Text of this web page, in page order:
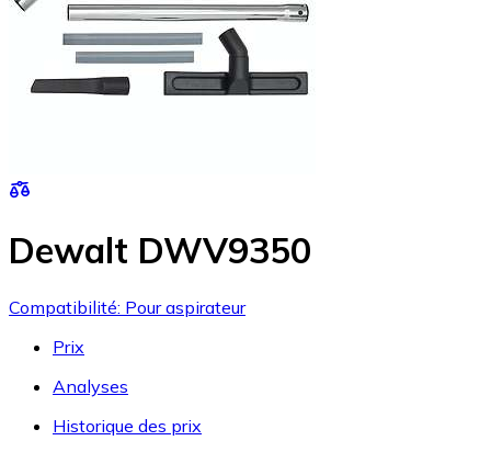
Dewalt DWV9350
Compatibilité: Pour aspirateur
Prix
Analyses
Historique des prix